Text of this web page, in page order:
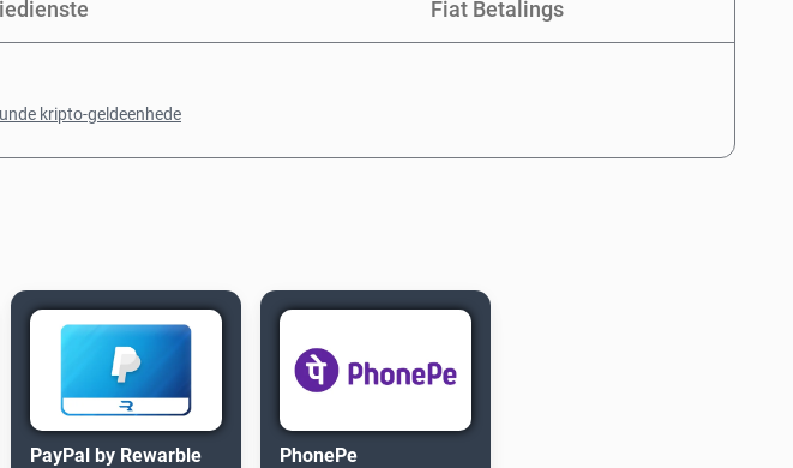
Fiat Betalings
kripto-geldeenhede
PayPal by Rewarble PhonePe